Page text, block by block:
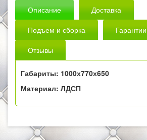
Описание
Доставка
Подъем и сборка
Гарантии
Отзывы
Габариты: 1000х770х650
Материал: ЛДСП